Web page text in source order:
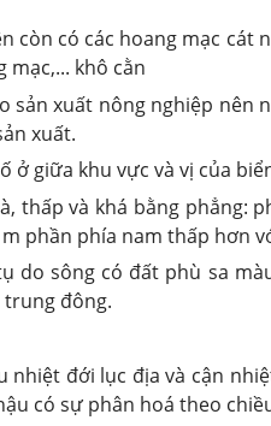
còn có các hoang mạc cát
mạc,... khô cằn
sản xuất nông nghiệp nên
xuất.
ở giữa khu vực và vị của
thấp và khá bằng phẳng:
phần phía nam thấp hơn
do sông có đất phù sa
trung đông.
nhiệt đới lục địa và cận
có sự phân hoá theo